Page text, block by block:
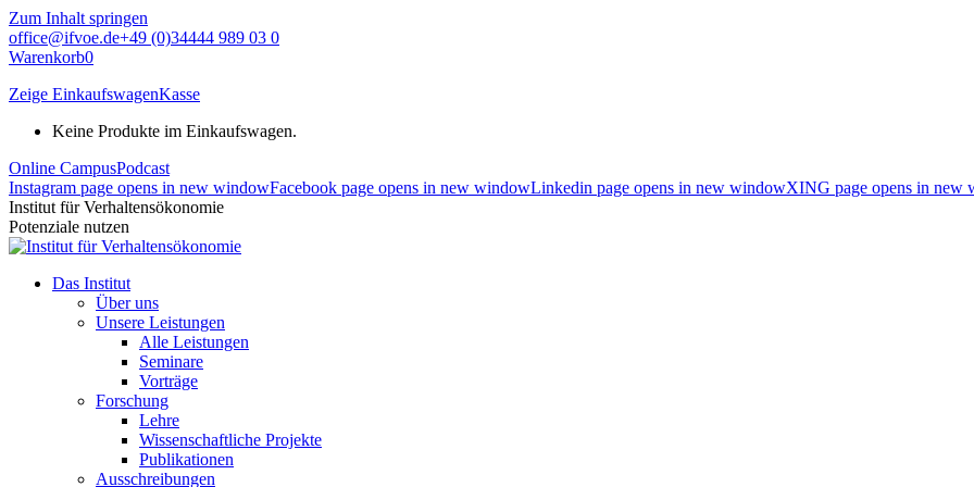
Zum Inhalt springen
office@ifvoe.de+49 (0)34444 989 03 0
Warenkorb0
Zeige EinkaufswagenKasse
Keine Produkte im Einkaufswagen.
Online CampusPodcast
Instagram page opens in new windowFacebook page opens in new windowLinkedin page opens in new windowXING page opens in new
Institut für Verhaltensökonomie
Potenziale nutzen
Das Institut
Über uns
Unsere Leistungen
Alle Leistungen
Seminare
Vorträge
Forschung
Lehre
Wissenschaftliche Projekte
Publikationen
Ausschreibungen